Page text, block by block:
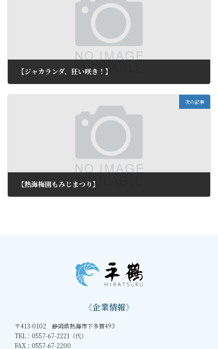
【ジャカランダ、狂い咲き！】
次の記事
【熱海梅園もみじまつり】
《企業情報》
〒413-0102 静岡県熱海市下多賀493
TEL：0557-67-2221（代）
FAX：0557-67-2200